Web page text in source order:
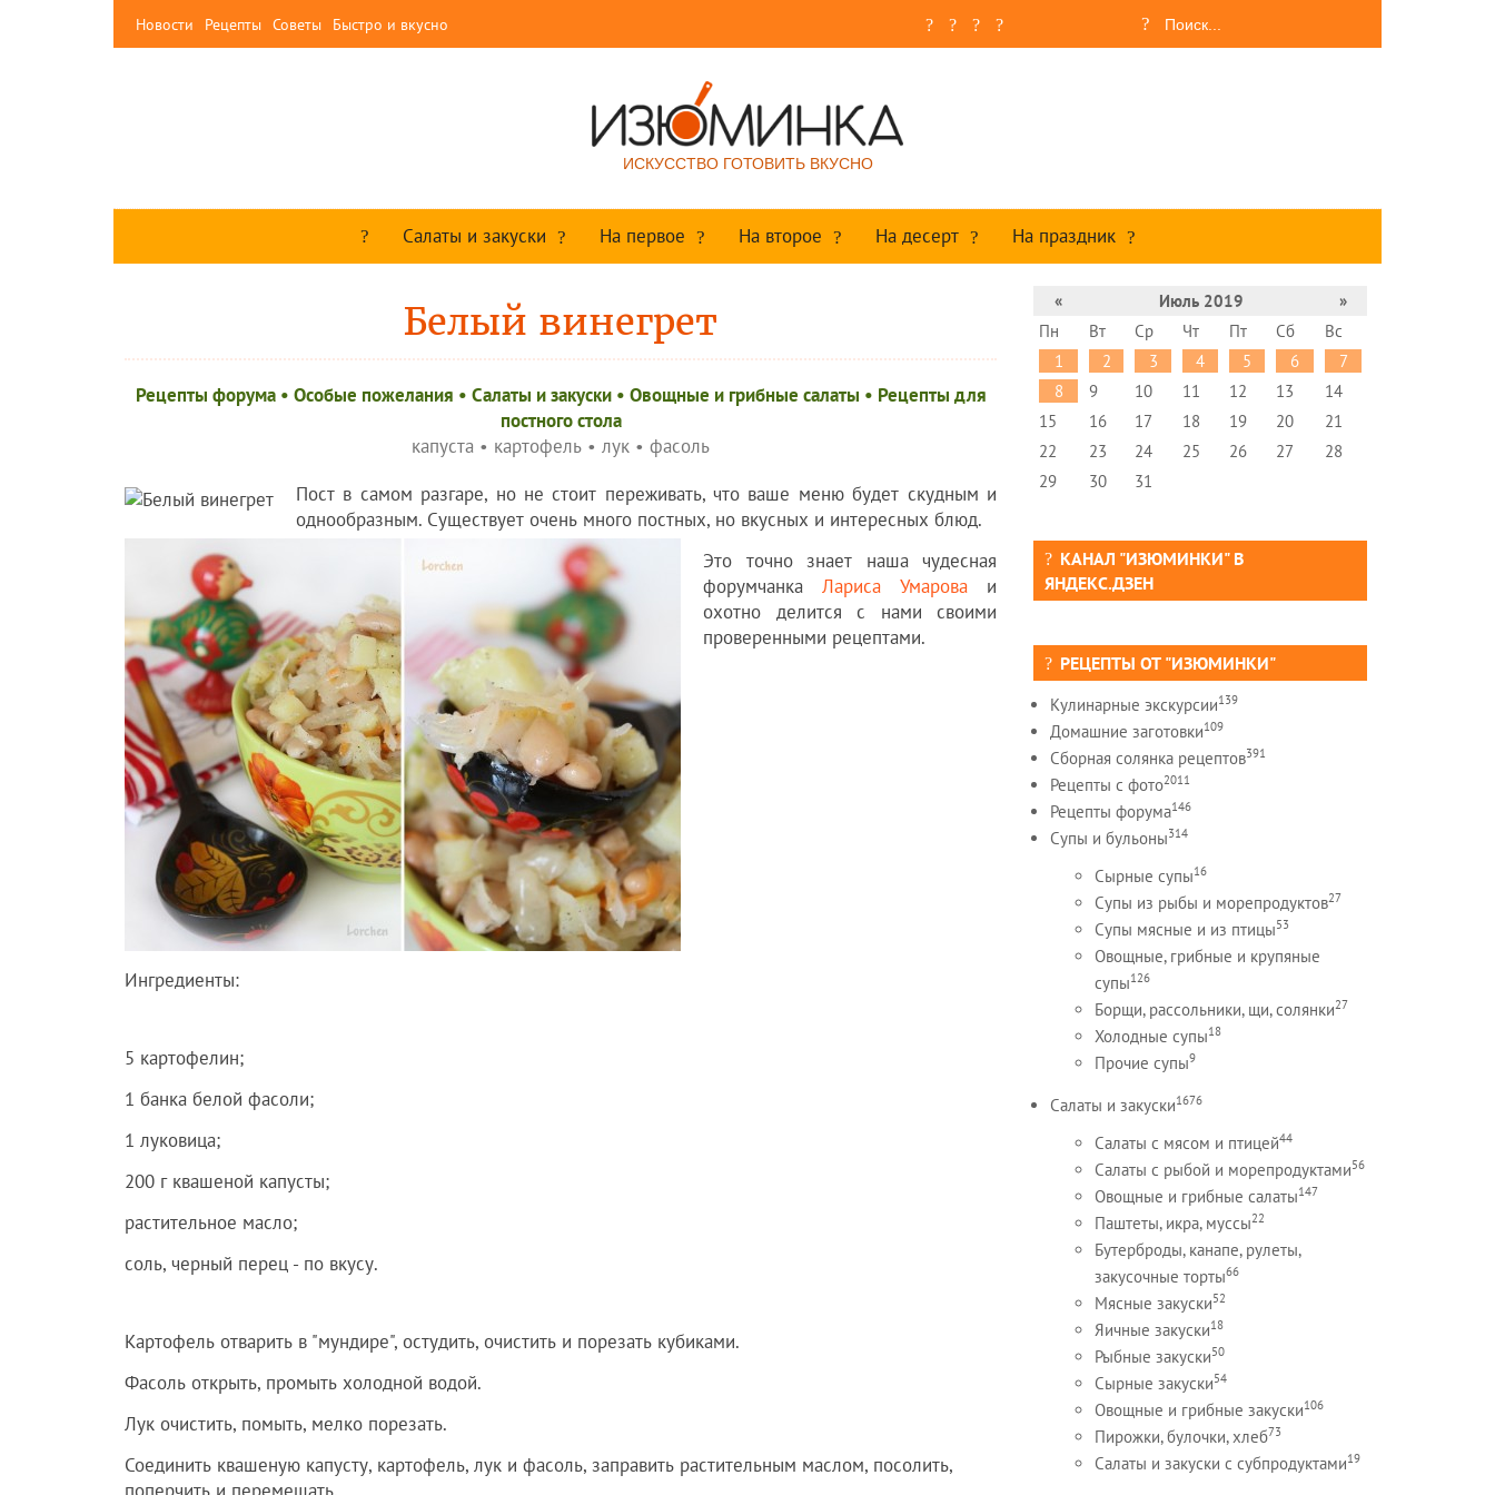
Новости Рецепты Советы Быстро и вкусно
ИСКУССТВО ГОТОВИТЬ ВКУСНО
Салаты и закуски На первое На второе На десерт На праздник
Белый винегрет
Рецепты форума• Особые пожелания • Салаты и закуски• Овощные и грибные салаты • Рецепты для
постного стола
капуста • картофель • лук • фасоль
Пост в самом разгаре, но не стоит переживать, что ваше меню будет скудным и
однообразным. Существует очень много постных, но вкусных и интересных блюд.
Это точно знает наша чудесная
форумчанка Лариса Умарова и
охотно делится с нами своими
проверенными рецептами.
Ингредиенты:
5 картофелин;
1 банка белой фасоли;
1 луковица;
200 г квашеной капусты;
растительное масло;
соль, черный перец - по вкусу.
Картофель отварить в "мундире", остудить, очистить и порезать кубиками.
Фасоль открыть, промыть холодной водой.
Лук очистить, помыть, мелко порезать.
Соединить квашеную капусту, картофель, лук и фасоль, заправить растительным маслом, посолить,
« Июль 2019
»
Пн
Вт Ср Чт Пт Сб
Вс
1
2 3 4 5 6
7
8
9 10 11 12 13
14
15
16 17 18 19 20
21
22
23 24 25 26 27
28
29
30 31
КАНАЛ "ИЗЮМИНКИ" В
ЯНДЕКС.ДЗЕН
РЕЦЕПТЫ ОТ "ИЗЮМИНКИ"
Кулинарные экскурсии139
Домашние заготовки109
Сборная солянка рецептов391
Рецепты c фото2011
Рецепты форума146
Супы и бульоны314
Сырные супы16
Супы из рыбы и морепродуктов27
Супы мясные и из птицы53
Овощные, грибные и крупяные
супы126
Борщи, рассольники, щи, солянки27
Холодные супы18
Прочие супы9
Салаты и закуски1676
Салаты с мясом и птицей44
Салаты с рыбой и морепродуктами56
Овощные и грибные салаты147
Паштеты, икра, муссы22
Бутерброды, канапе, рулеты,
закусочные торты66
Мясные закуски52
Яичные закуски18
Рыбные закуски50
Сырные закуски54
Овощные и грибные закуски106
Пирожки, булочки, хлеб73
Салаты и закуски с субпродуктами19